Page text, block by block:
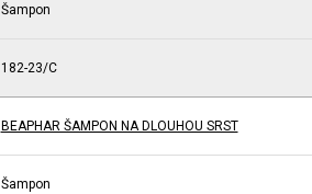
Šampon
182-23/C
BEAPHAR ŠAMPON NA DLOUHOU SRST
Šampon